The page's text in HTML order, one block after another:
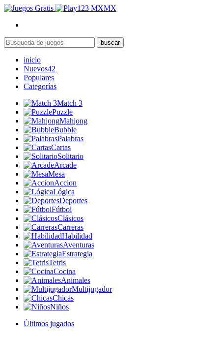
MX
buscar
inicio
Nuevos42
Populares
Categorías
Match 3
Puzzle
Mahjong
Bubble
Palabras
Cartas
Solitario
Arcade
Mesa
Accion
Lógica
Deportes
Fútbol
Clásicos
Carreras
Habilidad
Aventuras
Estrategia
Tetris
Cocina
Animales
Multijugador
Chicas
Niños
Últimos jugados